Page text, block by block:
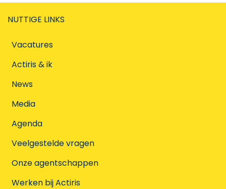
NUTTIGE LINKS
Vacatures
Actiris & ik
News
Media
Agenda
Veelgestelde vragen
Onze agentschappen
Werken bij Actiris